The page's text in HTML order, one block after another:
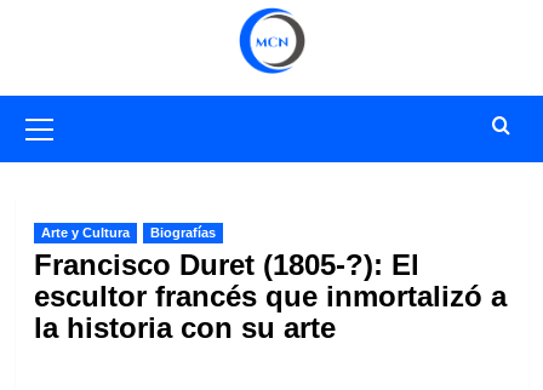
primario
Arte y Cultura Biografías
Francisco Duret (1805-?): El
escultor francés que inmortalizó a
la historia con su arte